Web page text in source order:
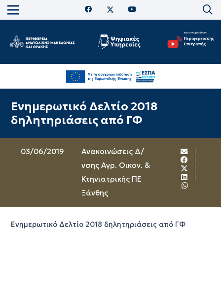
Ενημερωτικό Δελτίο 2018
δηλητηριάσεις από ΓΦ
03/06/2019
Ανακοινώσεις Δ/
νσης Αγρ. Οικον. &
Κτηνιατρικής ΠΕ
Ξάνθης
Ενημερωτικό Δελτίο 2018 δηλητηριάσεις από ΓΦ